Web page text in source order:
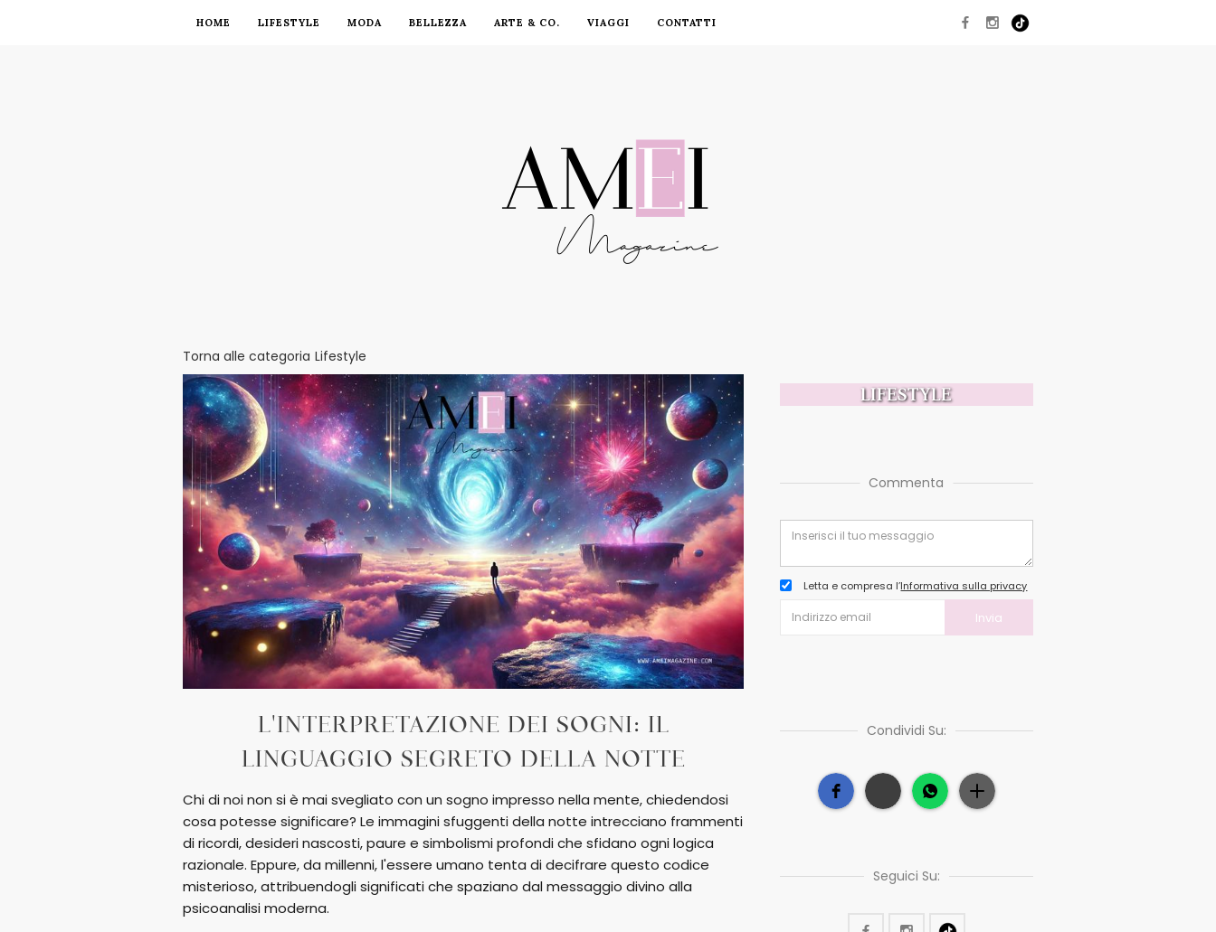
HOME LIFESTYLE MODA BELLEZZA ARTE & CO. VIAGGI CONTATTI
Torna alle categoria Lifestyle
L'INTERPRETAZIONE DEI SOGNI: IL
LINGUAGGIO SEGRETO DELLA NOTTE
Chi di noi non si è mai svegliato con un sogno impresso nella mente, chiedendosi
cosa potesse significare? Le immagini sfuggenti della notte intrecciano frammenti
di ricordi, desideri nascosti, paure e simbolismi profondi che sfidano ogni logica
razionale. Eppure, da millenni, l'essere umano tenta di decifrare questo codice
misterioso, attribuendogli significati che spaziano dal messaggio divino alla
psicoanalisi moderna.
LIFESTYLE
Commenta
Letta e compresa l’Informativa sulla privacy
Condividi Su:
Seguici Su: